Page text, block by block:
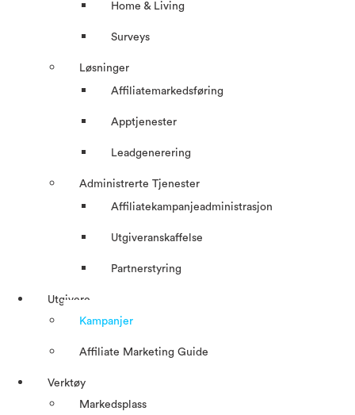
Home & Living
Surveys
Løsninger
Affiliatemarkedsføring
Apptjenester
Leadgenerering
Administrerte Tjenester
Affiliatekampanjeadministrasjon
Utgiveranskaffelse
Partnerstyring
Utgivere
Kampanjer
Affiliate Marketing Guide
Verktøy
Markedsplass